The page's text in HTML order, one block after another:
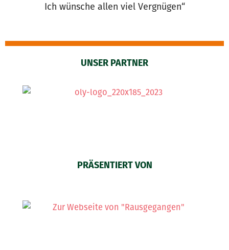
Ich wünsche allen viel Vergnügen“
UNSER PARTNER
PRÄSENTIERT VON